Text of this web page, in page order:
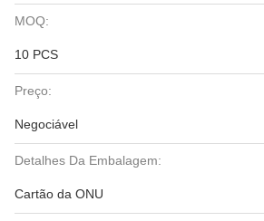
MOQ:
10 PCS
Preço:
Negociável
Detalhes Da Embalagem:
Cartão da ONU